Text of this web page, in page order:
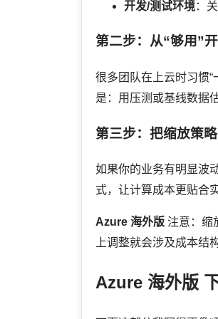
开发/测试环境：
第二步：从“够用”
很多团队在上云时习惯
是：用压测或基线数据
第三步：把缩放策
如果你的业务有明显波
式，让计算成本更贴合
Azure 海外版 注意：缩
上调整就会涉及成本结
Azure 海外版